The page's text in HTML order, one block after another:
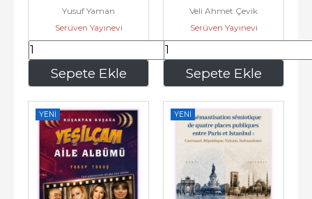
Sepete Ekle
Yusuf Yaman
Serüven Yayınevi
136,50 Sepete Ekle
Zincir Lojistiğinin Tarihi
ve...
Veli Ahmet Çevik
Serüven Yayınevi
109,20
YENI YENI